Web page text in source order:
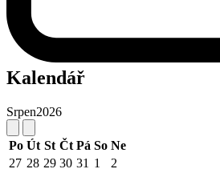
Kalendář
Srpen2026
Po Út St Čt Pá So Ne
27 28 29 30 31 1
2